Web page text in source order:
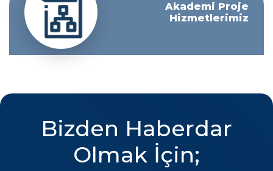
Akademi Proje
Hizmetlerimiz
Bizden Haberdar
Olmak İçin;